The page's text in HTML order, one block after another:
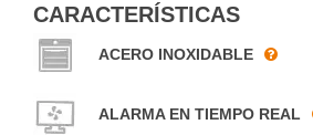
CARACTERÍSTICAS
ACERO INOXIDABLE
ALARMA EN TIEMPO REAL